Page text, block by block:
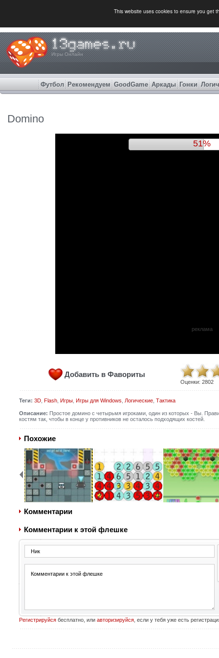
This website uses cookies to ensure you get
Игры Онлайн
Футбол Рекомендуем GoodGame Аркады Гонки
Domino
54%
реклама
Добавить в Фавориты
Оценки: 2802
Теги: 3D, Flash, Игры, Игры для Windows Логические, Тактика
Описание: Простое домино с четырьмя игроками, один из которых - Вы.
костям так, чтобы в конце у противников не осталось подходящих костей.
Похожие
Комментарии
Комментарии к этой флешке
Регистрируйсябесплатно, или авторизируйся, если у тебя уже есть